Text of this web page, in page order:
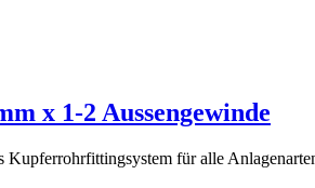
x 1-2 Aussengewinde
Kupferrohrfittingsystem für alle